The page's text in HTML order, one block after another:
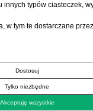
innych typów ciasteczek,
w tym te dostarczane
Dostosuj
Tylko niezbędne
Akceptuję wszystkie